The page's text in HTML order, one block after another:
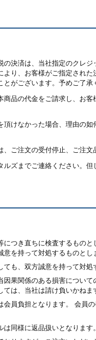
決済は、当社指定のクレ
り、お客様がご指定され
がございます。予めご了承
品の代金をご請求し、お
けなかった場合、理由の
ご注文の受付停止、ご注
ズまでご連絡ください。
つき直ちに検査するもの
を持って対処するものとし
も、双方誠意を持って対処
果関係のある損害につい
は、当社は請け負いかねま
員負担となります。 会
同様に返品扱いとなります